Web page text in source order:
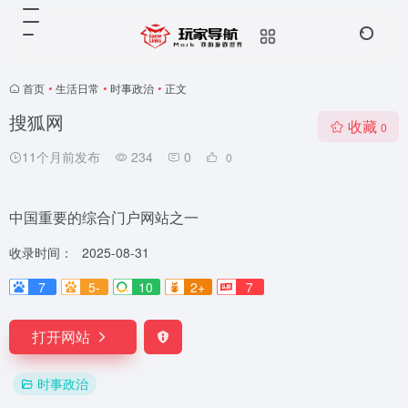
首页 • 生活日常 • 时事政治 • 正文
搜狐网
11个月前发布 234 0 0
收藏 0
中国重要的综合门户网站之一
收录时间：
2025-08-31
7
5- 10 2+ 7
打开网站
时事政治